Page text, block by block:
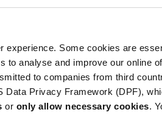
Some cookies are
analyse and improve our online
to companies from third
Privacy Framework (DPF),
or only allow necessary cookies.